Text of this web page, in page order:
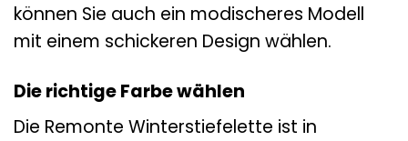
können Sie auch ein modischeres Modell
mit einem schickeren Design wählen.
Die richtige Farbe wählen
Die Remonte Winterstiefelette ist in